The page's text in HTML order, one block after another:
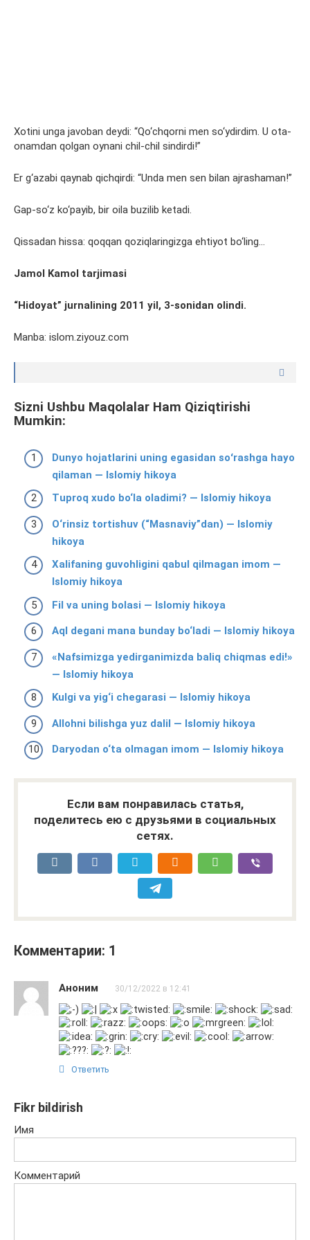
Xotini unga javoban deydi: “Qo‘chqorni men so‘ydirdim. U ota-
onamdan qolgan oynani chil-chil sindirdi!”
Er g‘azabi qaynab qichqirdi: “Unda men sen bilan ajrashaman!”
Gap-so‘z ko‘payib, bir oila buzilib ketadi.
Qissadan hissa: qoqqan qoziqlaringizga ehtiyot bo‘ling…
Jamol Kamol tarjimasi
“Hidoyat” jurnalining 2011 yil, 3-sonidan olindi.
Manba: islom.ziyouz.com
Sizni Ushbu Maqolalar Ham Qiziqtirishi
Mumkin:
Dunyo hojatlarini uning egasidan soʻrashga hayo
qilaman — Islomiy hikoya
Tuproq xudo bo‘la oladimi? — Islomiy hikoya
O‘rinsiz tortishuv (“Masnaviy”dan) — Islomiy
hikoya
Xalifaning guvohligini qabul qilmagan imom —
Islomiy hikoya
Fil va uning bolasi — Islomiy hikoya
Aql degani mana bunday bo‘ladi — Islomiy hikoya
«Nafsimizga yedirganimizda baliq chiqmas edi!»
— Islomiy hikoya
Kulgi va yig‘i chegarasi — Islomiy hikoya
Allohni bilishga yuz dalil — Islomiy hikoya
Daryodan o‘ta olmagan imom — Islomiy hikoya
Если вам понравилась статья,
поделитесь ею с друзьями в социальных
сетях.
Комментарии: 1
Аноним 30/12/2022 в 12:41
Ответить
Fikr bildirish
Имя
Комментарий